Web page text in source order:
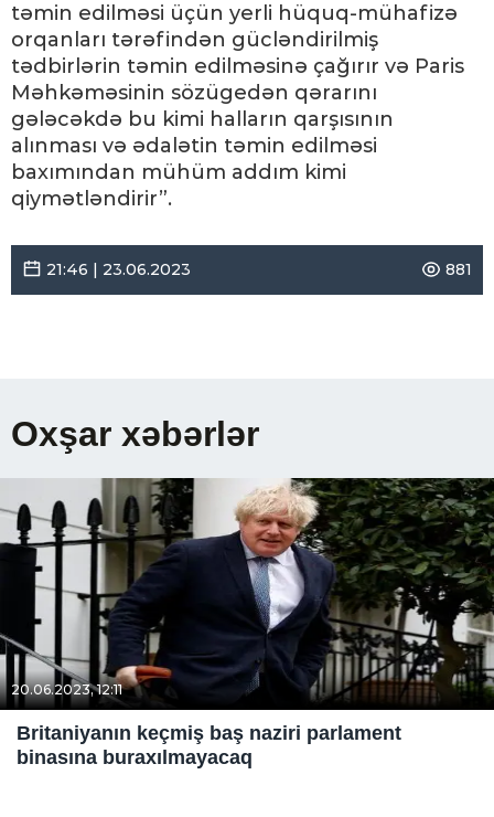
təmin edilməsi üçün yerli hüquq-mühafizə
orqanları tərəfindən gücləndirilmiş
tədbirlərin təmin edilməsinə çağırır və Paris
Məhkəməsinin sözügedən qərarını
gələcəkdə bu kimi halların qarşısının
alınması və ədalətin təmin edilməsi
baxımından mühüm addım kimi
qiymətləndirir”.
21:46 | 23.06.2023 881
Oxşar xəbərlər
20.06.2023, 12:11
Britaniyanın keçmiş baş naziri parlament
binasına buraxılmayacaq